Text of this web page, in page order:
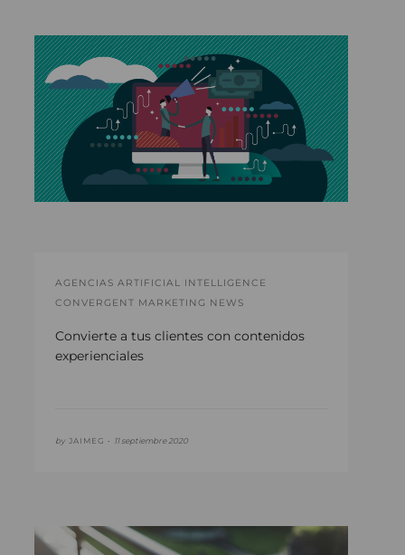
AGENCIAS ARTIFICIAL INTELLIGENCE
CONVERGENT MARKETING NEWS
Convierte a tus clientes con contenidos
experienciales
by JAIMEG • 11 septiembre 2020